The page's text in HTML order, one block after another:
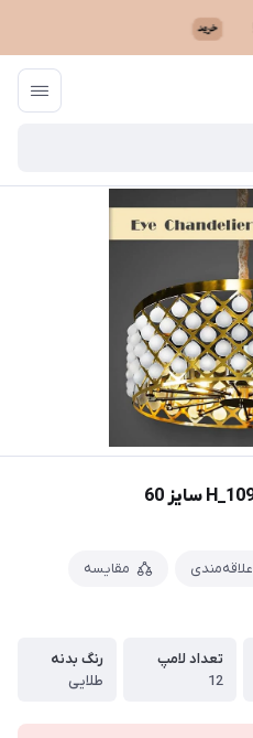
علاقه‌مندی مقایسه
تعداد لامپ
12
رنگ بدنه
طلایی